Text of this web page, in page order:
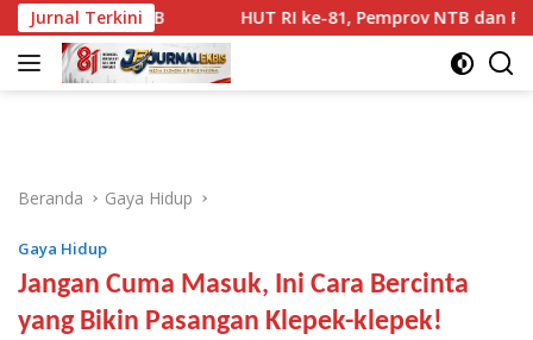
Langsung
ke
konten
Jurnal Terkini
NTB HUT RI ke-81, Pemprov NTB dan Pemkot
Beranda Gaya Hidup
Gaya Hidup
Jangan Cuma Masuk, Ini Cara Bercinta
yang Bikin Pasangan Klepek-klepek!